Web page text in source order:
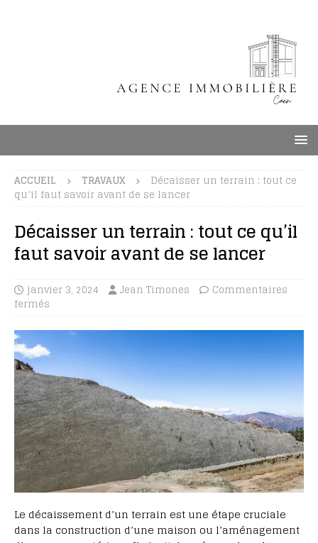
ACCUEIL TRAVAUX
Décaisser un terrain : tout ce
qu’il faut savoir avant de se lancer
Décaisser un terrain : tout ce qu’il
faut savoir avant de se lancer
janvier 3, 2024 Jean Timones
Commentaires
fermés
Le décaissement d’un terrain est une étape cruciale
dans la construction d’une maison ou l’aménagement